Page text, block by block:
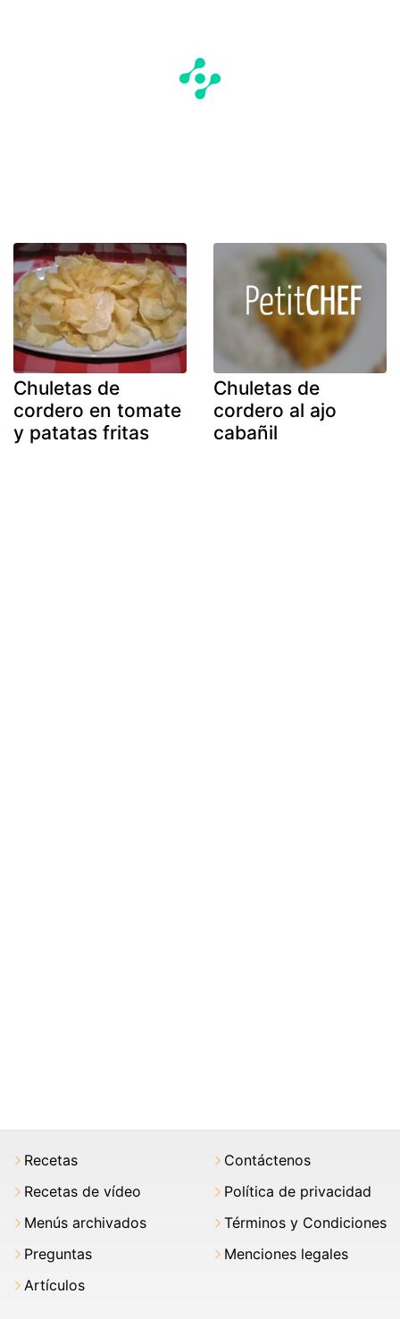
Chuletas de
cordero en tomate
y patatas fritas
Chuletas de
cordero al ajo
cabañil
Recetas
Recetas de vídeo
Menús archivados
Preguntas
Artículos
Contáctenos
Política de privacidad
Términos y Condiciones
Menciones legales